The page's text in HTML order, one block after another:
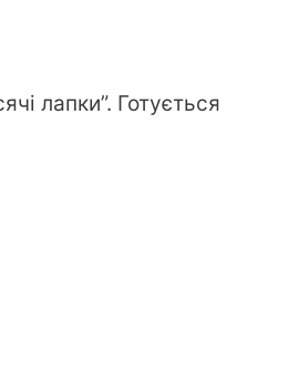
лапки”. Готується